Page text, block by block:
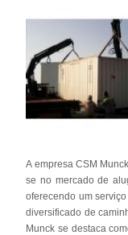
A empresa CSM
se no mercado de
oferecendo um
diversificado de
Munck se destaca